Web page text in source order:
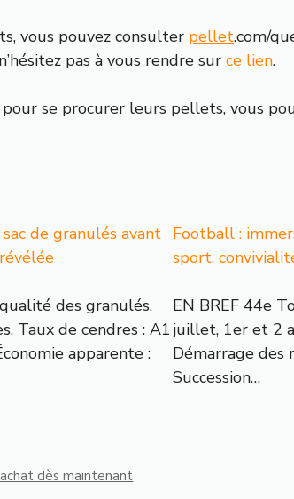
vous pouvez consulter pellet.com/
pas à vous rendre sur ce lien.
se procurer leurs pellets, vous
de granulés avant
des granulés.
Taux de cendres : A1
apparente :
Football :
sport,
EN BREF 44e
juillet, 1er et 2
Démarrage des
Succession…
dès maintenant